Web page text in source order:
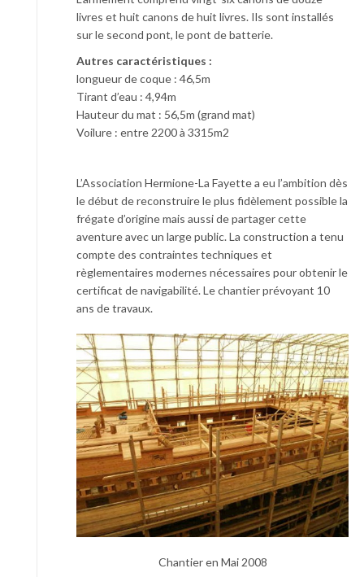
livres et huit canons de huit livres. Ils sont installés
sur le second pont, le pont de batterie.
Autres caractéristiques :
longueur de coque : 46,5m
Tirant d’eau : 4,94m
Hauteur du mat : 56,5m (grand mat)
Voilure : entre 2200 à 3315m2
L’Association Hermione-La Fayette a eu l’ambition dès
le début de reconstruire le plus fidèlement possible la
frégate d’origine mais aussi de partager cette
aventure avec un large public. La construction a tenu
compte des contraintes techniques et
règlementaires modernes nécessaires pour obtenir le
certificat de navigabilité. Le chantier prévoyant 10
ans de travaux.
Chantier en Mai 2008